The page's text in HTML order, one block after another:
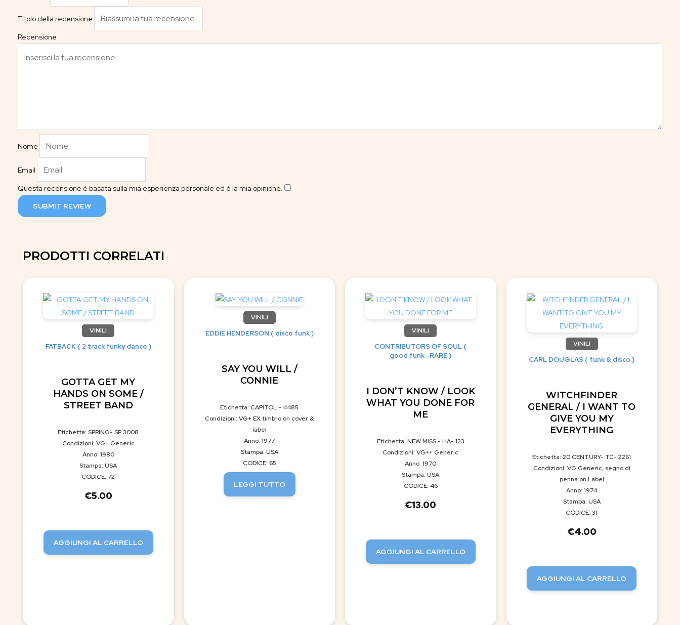
Titolo della recensione
Recensione
Nome
Email
Questa recensione è basata sulla mia esperienza personale ed è la mia opinione.
SUBMIT REVIEW
PRODOTTI CORRELATI
VINILI
FATBACK ( 2 track funky dance )
GOTTA GET MY
HANDS ON SOME /
STREET BAND
Etichetta: SPRING- SP 3008
Condizioni: VG+ Generic
Anno: 1980
Stampa: USA
CODICE: 72
€5.00
AGGIUNGI AL CARRELLO
VINILI
EDDIE HENDERSON ( disco funk )
SAY YOU WILL /
CONNIE
Etichetta: CAPITOL - 4485
Condizioni: VG+ EX timbro on cover &
label
Anno: 1977
Stampa: USA
CODICE: 65
LEGGI TUTTO
VINILI
CONTRIBUTORS OF SOUL (
good funk -RARE )
I DON’T KNOW / LOOK
WHAT YOU DONE FOR
ME
Etichetta: NEW MISS - HA- 123
Condizioni: VG++ Generic
Anno: 1970
Stampa: USA
CODICE: 46
€13.00
AGGIUNGI AL CARRELLO
VINILI
CARL DOUGLAS ( funk & disco )
WITCHFINDER
GENERAL / I WANT TO
GIVE YOU MY
EVERYTHING
Etichetta: 20 CENTURY- TC- 2261
Condizioni: VG Generic, segno di
penna on Label
Anno: 1974
Stampa: USA
CODICE: 31
€4.00
AGGIUNGI AL CARRELLO